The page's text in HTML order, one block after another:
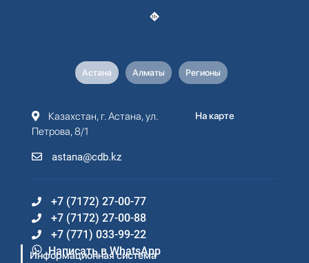
Астана Алматы Регионы
Казахстан, г. Астана, ул.
Петрова, 8/1
astana@cdb.kz
На карте
+7 (7172) 27-00-77
+7 (7172) 27-00-88
+7 (771) 033-99-22
Написать в WhatsApp
Информационная система